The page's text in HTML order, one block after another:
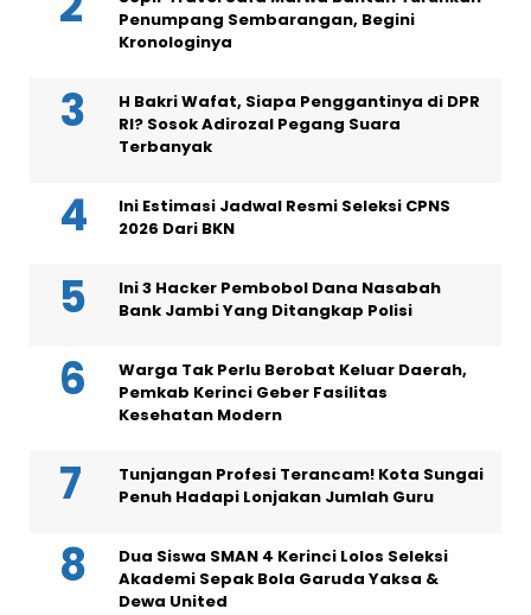
Penumpang Sembarangan, Begini
Kronologinya
H Bakri Wafat, Siapa Penggantinya di DPR
RI? Sosok Adirozal Pegang Suara
Terbanyak
Ini Estimasi Jadwal Resmi Seleksi CPNS
2026 Dari BKN
Ini 3 Hacker Pembobol Dana Nasabah
Bank Jambi Yang Ditangkap Polisi
Warga Tak Perlu Berobat Keluar Daerah,
Pemkab Kerinci Geber Fasilitas
Kesehatan Modern
Tunjangan Profesi Terancam! Kota Sungai
Penuh Hadapi Lonjakan Jumlah Guru
Dua Siswa SMAN 4 Kerinci Lolos Seleksi
Akademi Sepak Bola Garuda Yaksa &
Dewa United